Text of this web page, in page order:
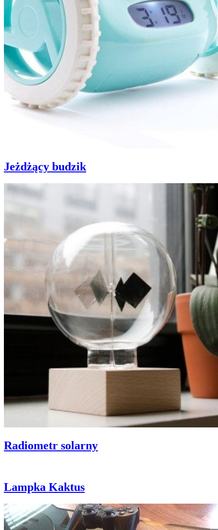
Jeżdżący budzik
Radiometr solarny
Lampka Kaktus